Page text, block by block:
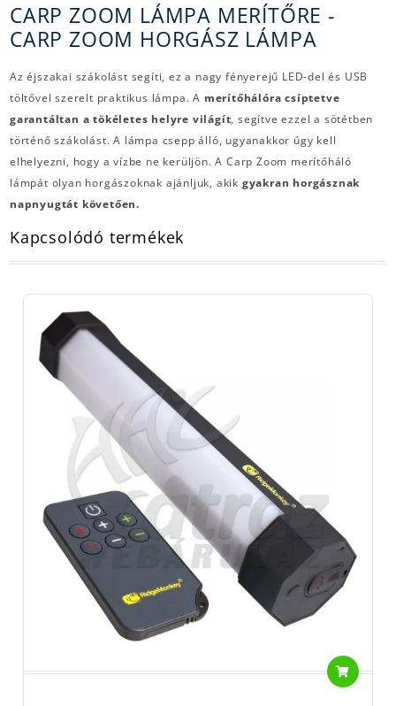
CARP ZOOM LÁMPA MERÍTŐRE -
CARP ZOOM HORGÁSZ LÁMPA
Az éjszakai szákolást segíti, ez a nagy fényerejű LED-del és USB
töltővel szerelt praktikus lámpa. A merítőhálóra csíptetve
garantáltan a tökéletes helyre világít, segítve ezzel a sötétben
történő szákolást. A lámpa csepp álló, ugyanakkor úgy kell
elhelyezni, hogy a vízbe ne kerüljön. A Carp Zoom merítőháló
lámpát olyan horgászoknak ajánljuk, akik gyakran horgásznak
napnyugtát követően.
Kapcsolódó termékek